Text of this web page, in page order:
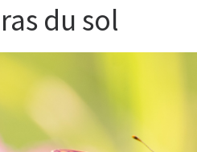
du sol